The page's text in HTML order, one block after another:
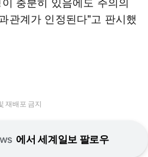
관계가 인정된다"고 판시했
재배포 금지
에서 세계일보 팔로우